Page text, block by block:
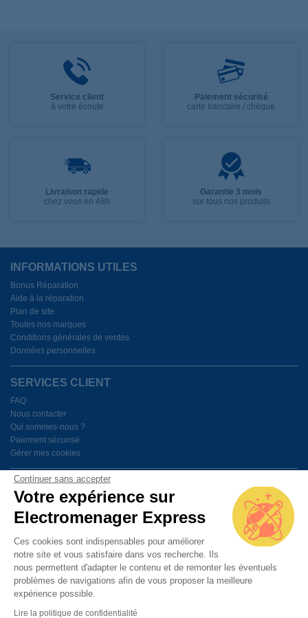
Continuer sans accepter
Votre expérience sur
Electromenager Express
Ces cookies sont indispensables pour améliorer
notre site et vous satisfaire dans vos recherche. Ils
nous permettent d'adapter le contenu et de remonter les éventuels
problèmes de navigations afin de vous proposer la meilleure
expérience possible.
Lire la politique de confidentialité
Service client
à votre écoute
Paiement sécurisé
carte bancaire / chèque
Livraison rapide
chez vous en 48h
Garantie 3 mois
sur tous nos produits
INFORMATIONS UTILES
Bonus Réparation
Aide à la réparation
Plan de site
Toutes nos marques
Conditions générales de ventes
Données personnelles
SERVICES CLIENT
FAQ
Nous contacter
Qui sommes-nous ?
Paiement sécurisé
Gérer mes cookies
BESOIN D'AIDE ?
PAIEMENT SÉCURISÉ